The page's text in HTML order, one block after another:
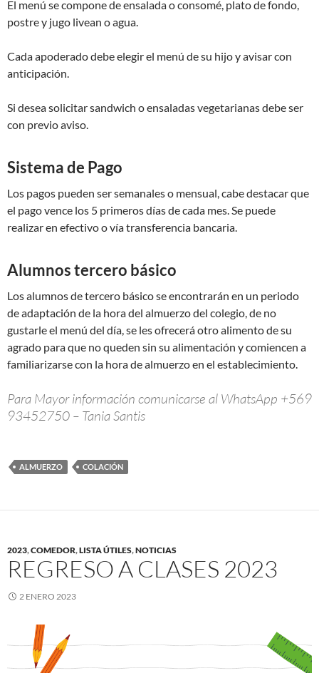
El menú se compone de ensalada o consomé, plato de fondo,
postre y jugo livean o agua.
Cada apoderado debe elegir el menú de su hijo y avisar con
anticipación.
Si desea solicitar sandwich o ensaladas vegetarianas debe ser
con previo aviso.
Sistema de Pago
Los pagos pueden ser semanales o mensual, cabe destacar que
el pago vence los 5 primeros días de cada mes. Se puede
realizar en efectivo o vía transferencia bancaria.
Alumnos tercero básico
Los alumnos de tercero básico se encontrarán en un periodo
de adaptación de la hora del almuerzo del colegio, de no
gustarle el menú del día, se les ofrecerá otro alimento de su
agrado para que no queden sin su alimentación y comiencen a
familiarizarse con la hora de almuerzo en el establecimiento.
Para Mayor información comunicarse al WhatsApp +569
93452750 – Tania Santis
ALMUERZO COLACIÓN
2023,COMEDOR,LISTA ÚTILES,NOTICIAS
REGRESO A CLASES 2023
2 ENERO 2023